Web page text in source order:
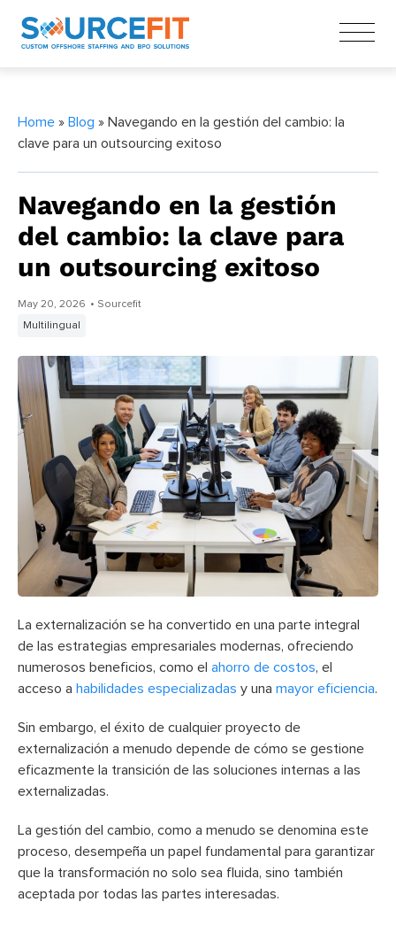
Home » Blog » Navegando en la gestión del cambio: la
clave para un outsourcing exitoso
Navegando en la gestión
del cambio: la clave para
un outsourcing exitoso
May 20, 2026 • Sourcefit
Multilingual
La externalización se ha convertido en una parte integral
de las estrategias empresariales modernas, ofreciendo
numerosos beneficios, como el ahorro de costos, el
acceso a habilidades especializadas y una mayor eficiencia.
Sin embargo, el éxito de cualquier proyecto de
externalización a menudo depende de cómo se gestione
eficazmente la transición de las soluciones internas a las
externalizadas.
La gestión del cambio, como a menudo se denomina este
proceso, desempeña un papel fundamental para garantizar
que la transformación no solo sea fluida, sino también
aceptada por todas las partes interesadas.